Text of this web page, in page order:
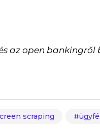
az open bankingről
scraping